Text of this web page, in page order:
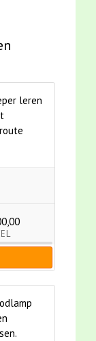
leren